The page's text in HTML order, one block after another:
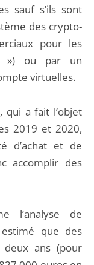
sauf s’ils sont
des crypto-
pour les
») ou par un
virtuelles.
qui a fait l’objet
2019 et 2020,
d’achat et de
accomplir des
l’analyse de
estimé que des
deux ans (pour